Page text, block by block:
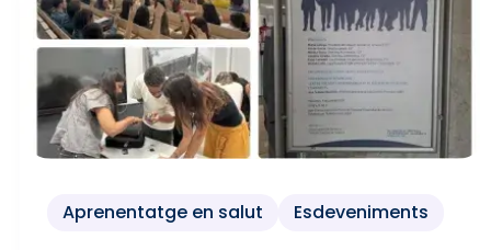
Aprenentatge en salut Esdeveniments